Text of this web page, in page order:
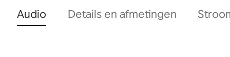
Audio Details en afmetingen